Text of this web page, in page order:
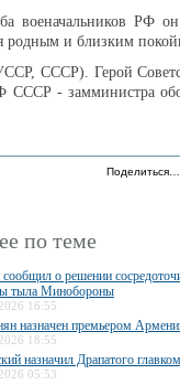
военачальников РФ он
родным и близким
СССР). Герой
СССР - замминистра
Поделиться…
по теме
о решении
тыла Минобороны
16:55
назначен премьером
18:55
назначил Драпатого
05:53